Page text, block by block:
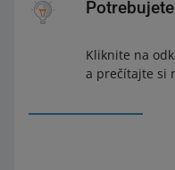
Kliknite na
a prečítajte si